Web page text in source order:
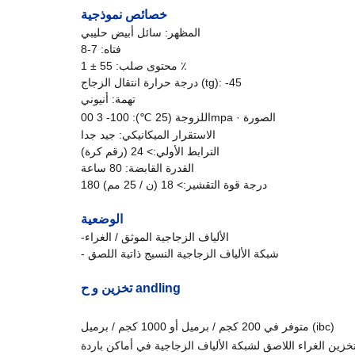
خصائص نموذجية
المظهر: سائل أبيض حليبي
فتاه: 7-8
محتوى صلب: 55 ± 1 ٪
درجة حرارة انتقال الزجاج (tg): -45
تهمة: أنيوني
اللزوجة (25 ℃): 100-
00mpa · الصورة
الاستقرار الميكانيكي: جيد جدا
الترابط الأولي:> 24 (رقم كرة)
القدرة القابضة: 80 ساعة
180 درجة قوة التقشير:> 18 (ن / 25 مم)
الوضعية
-الألياف الزجاجية الموثق / الغراء
- شبكة الألياف الزجاجية النسيج ذاتية اللصق
تخزين و حandling
متوفر في 200 كجم / برميل أو 1000 كجم / برميل (ibc)